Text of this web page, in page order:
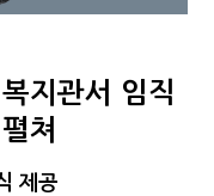
지관서 임직
쳐
제공